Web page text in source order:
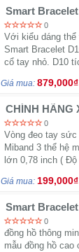
Smart
khỏe D10
0
Với kiểu dáng
Smart Bracelet
cổ tay nhỏ. D10
huyết áp, nhịp
Giá mua: 879,000₫
CHÍNH HÃNG
Việt - Tặng
0
Vòng đeo tay
Miband 3 thể hệ
lớn 0,78 inch (
PX).
Cung cấp
tin về nhịp tim,
Giá mua: 199,000₫
Smart
chính hãng
0
đồng hồ thông
mẫu đồng hồ